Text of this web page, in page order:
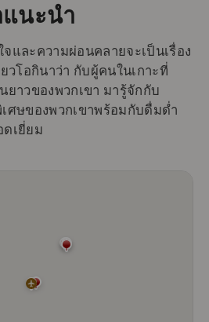
นะนำ
และความผ่อนคลายจะเป็นเรื่อง
วโอกินาว่า กับผู้คนในเกาะที่
ยาวของพวกเขา มารู้จักกับ
ศษของพวกเขาพร้อมกับดื่มด่ำ
เยี่ยม